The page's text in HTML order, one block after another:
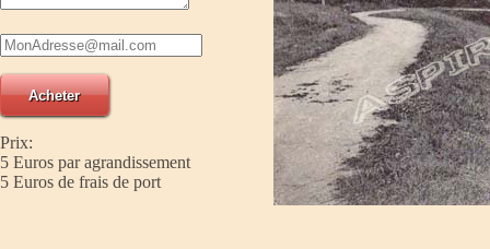
Prix:
5 Euros par agrandissement
5 Euros de frais de port